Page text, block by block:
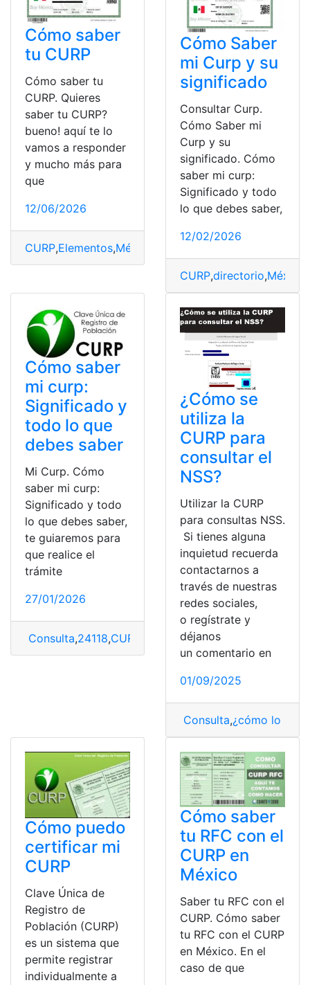
Cómo saber
tu CURP
Cómo saber tu
CURP. Quieres
saber tu CURP?
bueno! aquí te lo
vamos a responder
y mucho más para
que
12/06/2026
CURP,Elementos,México
Cómo Saber
mi Curp y su
significado
Consultar Curp.
Cómo Saber mi
Curp y su
significado. Cómo
saber mi curp:
Significado y todo
lo que debes saber,
12/02/2026
CURP,directorio,México
Cómo saber
mi curp:
Significado y
todo lo que
debes saber
Mi Curp. Cómo
saber mi curp:
Significado y todo
lo que debes saber,
te guiaremos para
que realice el
trámite
27/01/2026
Consulta,24118,CURP
¿Cómo se
utiliza la
CURP para
consultar el
NSS?
Utilizar la CURP
para consultas NSS.
Si tienes alguna
inquietud recuerda
contactarnos a
través de nuestras
redes sociales,
o regístrate y
déjanos
un comentario en
01/09/2025
Consulta,¿cómo lo
Cómo puedo
certificar mi
CURP
Clave Única de
Registro de
Población (CURP)
es un sistema que
permite registrar
individualmente a
Cómo saber
tu RFC con el
CURP en
México
Saber tu RFC con el
CURP. Cómo saber
tu RFC con el CURP
en México. En el
caso de que